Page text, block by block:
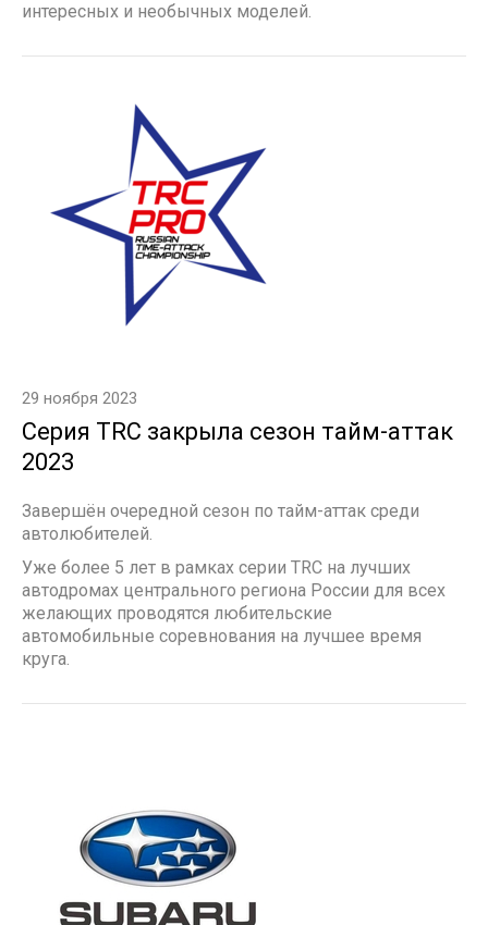
интересных и необычных моделей.
29 ноября 2023
Серия TRC закрыла сезон тайм-аттак
2023
Завершён очередной сезон по тайм-аттак среди
автолюбителей.
Уже более 5 лет в рамках серии TRC на лучших
автодромах центрального региона России для всех
желающих проводятся любительские
автомобильные соревнования на лучшее время
круга.